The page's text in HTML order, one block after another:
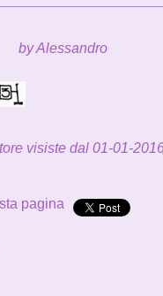
by Alessandro
visiste dal 01-01-
pagina